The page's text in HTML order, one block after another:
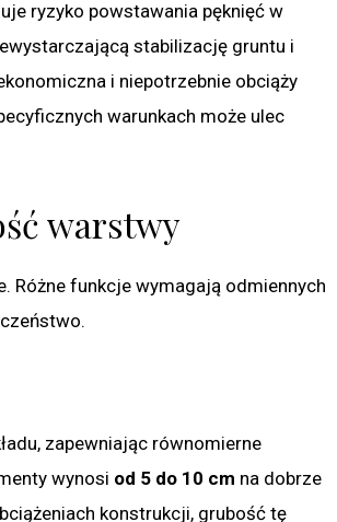
ryzyko powstawania pęknięć w
stabilizację gruntu i
i niepotrzebnie obciąży
warunkach może ulec
warstwy
Różne funkcje wymagają odmiennych
zapewniając równomierne
wynosi od 5 do 10 cm na dobrze
konstrukcji, grubość tę